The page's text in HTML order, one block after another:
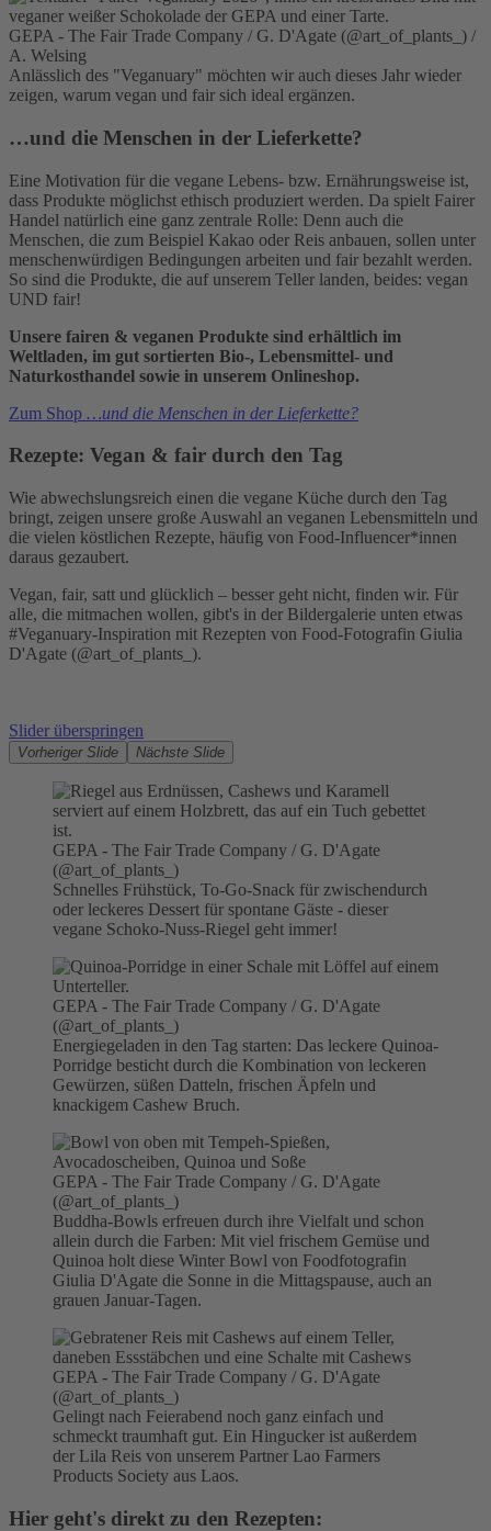
GEPA - The Fair Trade Company / G. D'Agate (@art_of_plants_) /
A. Welsing
Anlässlich des "Veganuary" möchten wir auch dieses Jahr wieder
zeigen, warum vegan und fair sich ideal ergänzen.
…und die Menschen in der Lieferkette?
Eine Motivation für die vegane Lebens- bzw. Ernährungsweise ist,
dass Produkte möglichst ethisch produziert werden. Da spielt Fairer
Handel natürlich eine ganz zentrale Rolle: Denn auch die
Menschen, die zum Beispiel Kakao oder Reis anbauen, sollen unter
menschenwürdigen Bedingungen arbeiten und fair bezahlt werden.
So sind die Produkte, die auf unserem Teller landen, beides: vegan
UND fair!
Unsere fairen & veganen Produkte sind erhältlich im
Weltladen, im gut sortierten Bio-, Lebensmittel- und
Naturkosthandel sowie in unserem Onlineshop.
Zum Shop …und die Menschen in der Lieferkette?
Rezepte: Vegan & fair durch den Tag
Wie abwechslungsreich einen die vegane Küche durch den Tag
bringt, zeigen unsere große Auswahl an veganen Lebensmitteln und
die vielen köstlichen Rezepte, häufig von Food-Influencer*innen
daraus gezaubert.
Vegan, fair, satt und glücklich – besser geht nicht, finden wir. Für
alle, die mitmachen wollen, gibt's in der Bildergalerie unten etwas
#Veganuary-Inspiration mit Rezepten von Food-Fotografin Giulia
D'Agate (@art_of_plants_).
Slider überspringen
Vorheriger Slide Nächste Slide
GEPA - The Fair Trade Company / G. D'Agate
(@art_of_plants_)
Schnelles Frühstück, To-Go-Snack für zwischendurch
oder leckeres Dessert für spontane Gäste - dieser
vegane Schoko-Nuss-Riegel geht immer!
GEPA - The Fair Trade Company / G. D'Agate
(@art_of_plants_)
Energiegeladen in den Tag starten: Das leckere Quinoa-
Porridge besticht durch die Kombination von leckeren
Gewürzen, süßen Datteln, frischen Äpfeln und
knackigem Cashew Bruch.
GEPA - The Fair Trade Company / G. D'Agate
(@art_of_plants_)
Buddha-Bowls erfreuen durch ihre Vielfalt und schon
allein durch die Farben: Mit viel frischem Gemüse und
Quinoa holt diese Winter Bowl von Foodfotografin
Giulia D'Agate die Sonne in die Mittagspause, auch an
grauen Januar-Tagen.
GEPA - The Fair Trade Company / G. D'Agate
(@art_of_plants_)
Gelingt nach Feierabend noch ganz einfach und
schmeckt traumhaft gut. Ein Hingucker ist außerdem
der Lila Reis von unserem Partner Lao Farmers
Products Society aus Laos.
Hier geht's direkt zu den Rezepten: